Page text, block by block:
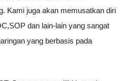
Kami juga akan memusatkan diri
dan lain-lain yang sangat
yang berbasis pada